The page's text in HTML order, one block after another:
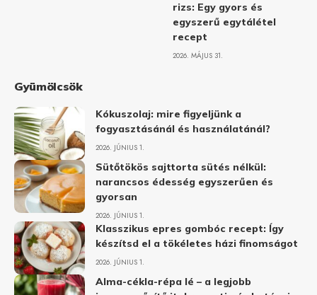
rizs: Egy gyors és
egyszerű egytálétel
recept
2026. MÁJUS 31.
Gyümölcsök
Kókuszolaj: mire figyeljünk a
fogyasztásánál és használatánál?
2026. JÚNIUS 1.
Sütőtökös sajttorta sütés nélkül:
narancsos édesség egyszerűen és
gyorsan
2026. JÚNIUS 1.
Klasszikus epres gombóc recept: Így
készítsd el a tökéletes házi finomságot
2026. JÚNIUS 1.
Alma-cékla-répa lé – a legjobb